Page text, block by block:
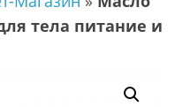
тела питание и